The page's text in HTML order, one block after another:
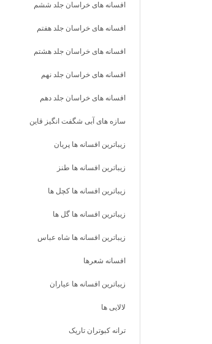
افسانه های خراسان جلد ششم
افسانه های خراسان جلد هفتم
افسانه های خراسان جلد هشتم
افسانه های خراسان جلد نهم
افسانه های خراسان جلد دهم
سازه های آبی شگفت انگیز قاین
زیباترین افسانه ها پریان
زیباترین افسانه ها طنز
زیباترین افسانه ها کچل ها
زیباترین افسانه ها گل ها
زیباترین افسانه ها شاه عباس
افسانه شعرها
زیباترین افسانه ها عیاران
لالایی ها
ترانه کبوتران تاریک